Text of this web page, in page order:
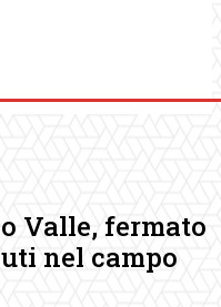
Valle, fermato
nel campo